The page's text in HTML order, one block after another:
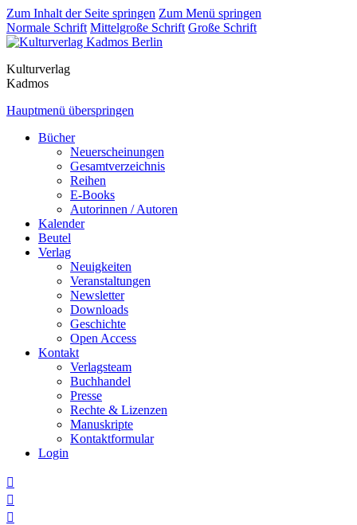
Zum Inhalt der Seite springen Zum Menü springen
Normale Schrift Mittelgroße Schrift Große Schrift
Kulturverlag
Kadmos
Hauptmenü überspringen
Bücher
Neuerscheinungen
Gesamtverzeichnis
Reihen
E-Books
Autorinnen / Autoren
Kalender
Beutel
Verlag
Neuigkeiten
Veranstaltungen
Newsletter
Downloads
Geschichte
Open Access
Kontakt
Verlagsteam
Buchhandel
Presse
Rechte & Lizenzen
Manuskripte
Kontaktformular
Login


